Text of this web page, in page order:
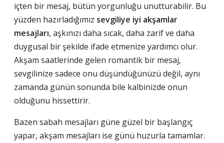
içten bir mesaj, bütün yorgunluğu unutturabilir. Bu
yüzden hazırladığımız sevgiliye iyi akşamlar
mesajları, aşkınızı daha sıcak, daha zarif ve daha
duygusal bir şekilde ifade etmenize yardımcı olur.
Akşam saatlerinde gelen romantik bir mesaj,
sevgilinize sadece onu düşündüğünüzü değil, aynı
zamanda günün sonunda bile kalbinizde onun
olduğunu hissettirir.
Bazen sabah mesajları güne güzel bir başlangıç
yapar, akşam mesajları ise günü huzurla tamamlar.